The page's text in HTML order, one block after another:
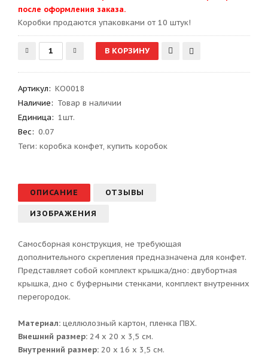
после оформления заказа.
Kоробки продаются упаковками от 10 штук!
Артикул: КО0018
Наличие: Товар в наличии
Единица: 1шт.
Вес: 0.07
Теги: коробка конфет, купить коробок
ОПИСАНИЕ ОТЗЫВЫ
ИЗОБРАЖЕНИЯ
Самосборная конструкция, не требующая
дополнительного скрепления предназначена для конфет.
Представляет собой комплект крышка/дно: двубортная
крышка, дно с буферными стенками, комплект внутренних
перегородок.
Материал: целлюлозный картон, пленка ПВХ.
Внешний размер: 24 х 20 х 3,5 см.
Внутренний размер: 20 х 16 х 3,5 см.